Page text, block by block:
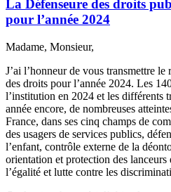
La Défenseure des droits
pour l’année 2024
Madame, Monsieur,
J’ai l’honneur de vous transmettre
des droits pour l’année 2024. Les
l’institution en 2024 et les différents
année encore, de nombreuses
France, dans ses cinq champs de
des usagers de services publics,
l’enfant, contrôle externe de la
orientation et protection des lanceurs
l’égalité et lutte contre les